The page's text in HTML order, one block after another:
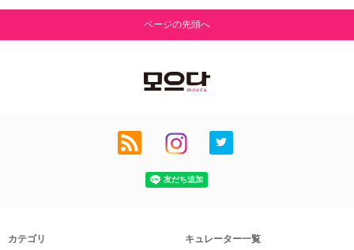
ページの先頭へ
カテゴリ キュレーター一覧